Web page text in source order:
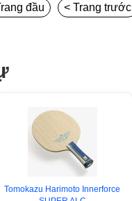
đầu < Trang trước
Tomokazu Harimoto Innerforce